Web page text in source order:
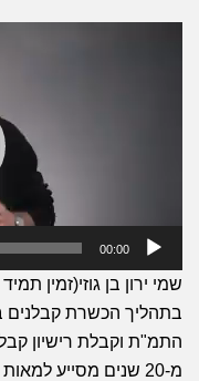
00:00
בתהליך הכשרת
התמ"ת וקבלת רישיון
מ-20 שנים מסייע